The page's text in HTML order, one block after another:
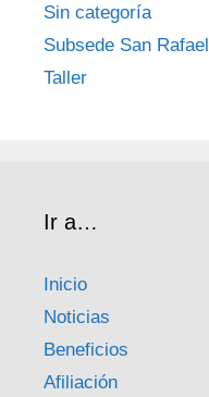
Sin categoría
Subsede San Rafael
Taller
Ir a…
Inicio
Noticias
Beneficios
Afiliación